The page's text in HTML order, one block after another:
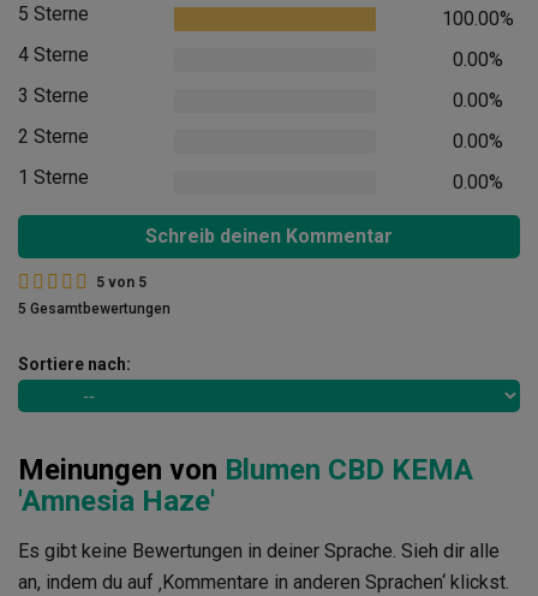
5 Sterne
100.00%
4 Sterne
0.00%
3 Sterne
0.00%
2 Sterne
0.00%
1 Sterne
0.00%
Schreib deinen Kommentar
5 von 5
5 Gesamtbewertungen
Sortiere nach:
Meinungen von Blumen CBD KEMA
'Amnesia Haze'
Es gibt keine Bewertungen in deiner Sprache. Sieh dir alle
an, indem du auf ‚Kommentare in anderen Sprachen‘ klickst.